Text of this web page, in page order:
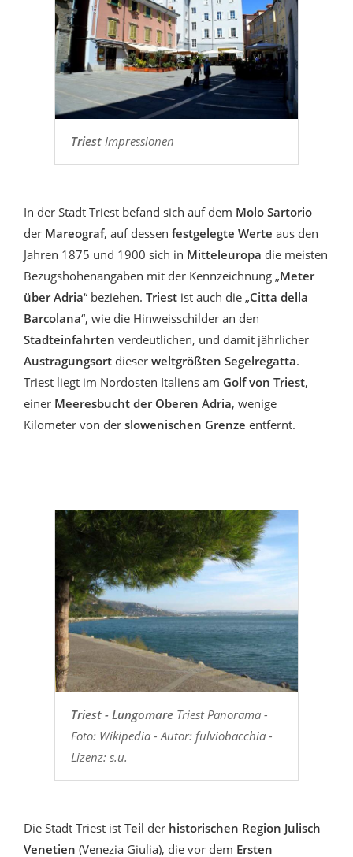
TriestImpressionen
In der Stadt Triest befand sich auf dem Molo Sartorio
der Mareograf, auf dessen festgelegte Werte aus den
Jahren 1875 und 1900 sich in Mitteleuropa die meisten
Bezugshöhenangaben mit der Kennzeichnung „Meter
über Adria“ beziehen. Triest ist auch die „Citta della
Barcolana“, wie die Hinweisschilder an den
Stadteinfahrten verdeutlichen, und damit jährlicher
Austragungsort dieser weltgrößten Segelregatta.
Triest liegt im Nordosten Italiens am Golf von Triest,
einer Meeresbucht der Oberen Adria, wenige
Kilometer von der slowenischen Grenze entfernt.
Triest - LungomareTriest Panorama -
Foto: Wikipedia - Autor: fulviobacchia -
Lizenz: s.u.
Die Stadt Triest ist Teil der historischen Region Julisch
Venetien (Venezia Giulia), die vor dem Ersten